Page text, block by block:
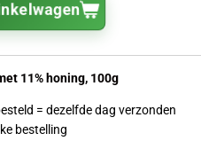
11% honing, 100g
= dezelfde dag verzonden
bestelling